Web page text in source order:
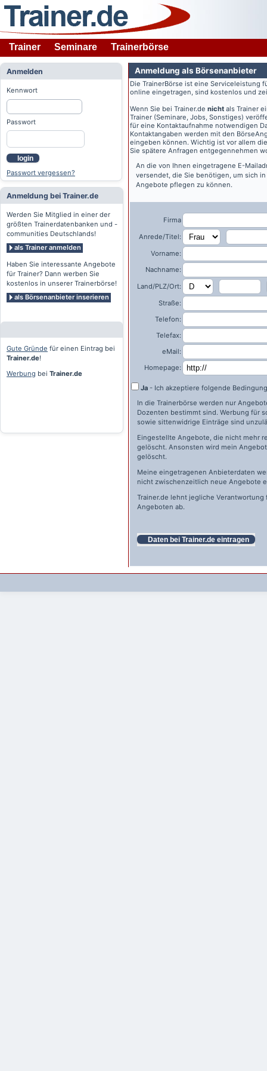
Trainer Seminare Trainerbörse
Anmelden
Kennwort
Passwort
login
Passwort vergessen?
Anmeldung bei Trainer.de
Werden Sie Mitglied in einer der
größten Trainerdatenbanken und -
communities Deutschlands!
als Trainer anmelden
Haben Sie interessante Angebote
für Trainer? Dann werben Sie
kostenlos in unserer Trainerbörse!
als Börsenanbieter inserieren
Gute Gründe für einen Eintrag bei
Trainer.de!
Werbung bei Trainer.de
Anmeldung als Börsenanbieter
Die TrainerBörse ist eine Serviceleistung
online eingetragen, sind kostenlos und
Wenn Sie bei Trainer.de nicht als Trainer
Trainer (Seminare, Jobs, Sonstiges)
für eine Kontaktaufnahme notwendigen
Kontaktangaben werden mit den
eingeben können. Wichtig ist vor allem
Sie spätere Anfragen entgegennehmen
An die von Ihnen eingetragene E-
versendet, die Sie benötigen, um sich
Angebote pflegen zu können.
Firma
Anrede/Titel:
Vorname:
Nachname:
Land/PLZ/Ort:
Straße:
Telefon:
Telefax:
eMail:
Homepage:
Ja - Ich akzeptiere folgende
In die Trainerbörse werden nur
Dozenten bestimmt sind. Werbung für
sowie sittenwidrige Einträge sind
Eingestellte Angebote, die nicht mehr
gelöscht. Ansonsten wird mein
gelöscht.
Meine eingetragenen Anbieterdaten
nicht zwischenzeitlich neue Angebote
Trainer.de lehnt jegliche
Angeboten ab.
Daten bei Trainer.de eintragen